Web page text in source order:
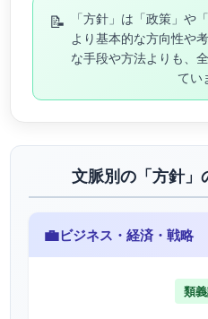
📝
「方針」は「政策」や
より基本的な方向性や
な手段や方法よりも、
てい
文脈別の「方針」
💼ビジネス・経済・戦略
類